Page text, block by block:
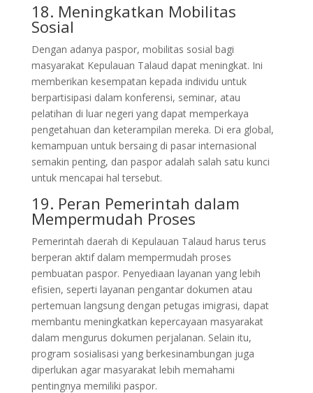
18. Meningkatkan Mobilitas
Sosial
Dengan adanya paspor, mobilitas sosial bagi
masyarakat Kepulauan Talaud dapat meningkat. Ini
memberikan kesempatan kepada individu untuk
berpartisipasi dalam konferensi, seminar, atau
pelatihan di luar negeri yang dapat memperkaya
pengetahuan dan keterampilan mereka. Di era global,
kemampuan untuk bersaing di pasar internasional
semakin penting, dan paspor adalah salah satu kunci
untuk mencapai hal tersebut.
19. Peran Pemerintah dalam
Mempermudah Proses
Pemerintah daerah di Kepulauan Talaud harus terus
berperan aktif dalam mempermudah proses
pembuatan paspor. Penyediaan layanan yang lebih
efisien, seperti layanan pengantar dokumen atau
pertemuan langsung dengan petugas imigrasi, dapat
membantu meningkatkan kepercayaan masyarakat
dalam mengurus dokumen perjalanan. Selain itu,
program sosialisasi yang berkesinambungan juga
diperlukan agar masyarakat lebih memahami
pentingnya memiliki paspor.